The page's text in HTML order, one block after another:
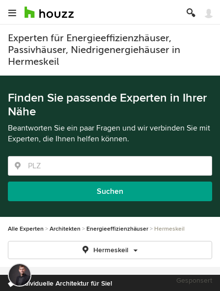
Experten für Energieeffizienzhäuser,
Passivhäuser, Niedrigenergiehäuser in
Hermeskeil
Finden Sie passende Experten in Ihrer
Nähe
Beantworten Sie ein paar Fragen und wir verbinden Sie mit
Experten, die Ihnen helfen können.
Suchen
Alle Experten Architekten Energieeffizienzhäuser Hermeskeil
Hermeskeil
Individuelle Architektur für Sie! Gesponsert